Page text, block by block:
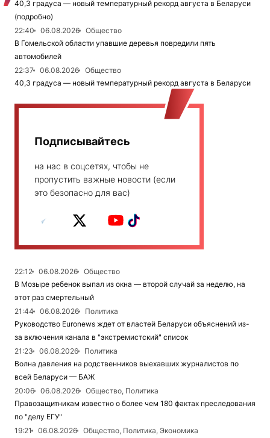
40,3 градуса — новый температурный рекорд августа в Беларуси
(подробно)
22:40
06.08.2026
Общество
В Гомельской области упавшие деревья повредили пять
автомобилей
22:37
06.08.2026
Общество
40,3 градуса — новый температурный рекорд августа в Беларуси
Подписывайтесь
на нас в соцсетях, чтобы не
пропустить важные новости (если
это безопасно для вас)
22:12 06.08.2026
Общество
В Мозыре ребенок выпал из окна — второй случай за неделю, на
этот раз смертельный
21:44
06.08.2026
Политика
Руководство Euronews ждет от властей Беларуси объяснений из-
за включения канала в "экстремистский" список
21:23
06.08.2026
Политика
Волна давления на родственников выехавших журналистов по
всей Беларуси — БАЖ
20:06
06.08.2026
Общество, Политика
Правозащитникам известно о более чем 180 фактах преследования
по "делу ЕГУ"
19:21
06.08.2026
Общество, Политика, Экономика